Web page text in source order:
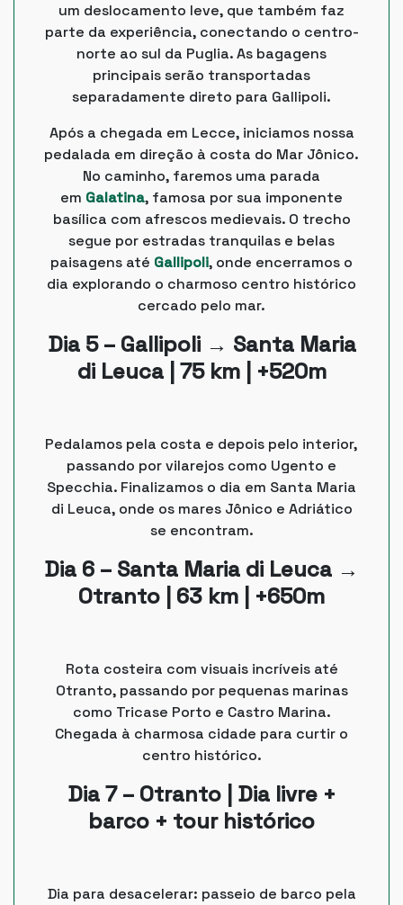
um deslocamento leve, que também faz
parte da experiência, conectando o centro-
norte ao sul da Puglia. As bagagens
principais serão transportadas
separadamente direto para Gallipoli.
Após a chegada em Lecce, iniciamos nossa
pedalada em direção à costa do Mar Jônico.
No caminho, faremos uma parada
em Galatina, famosa por sua imponente
basílica com afrescos medievais. O trecho
segue por estradas tranquilas e belas
paisagens até Gallipoli, onde encerramos o
dia explorando o charmoso centro histórico
cercado pelo mar.
Dia 5 – Gallipoli → Santa Maria
di Leuca | 75 km | +520m
Pedalamos pela costa e depois pelo interior,
passando por vilarejos como Ugento e
Specchia. Finalizamos o dia em Santa Maria
di Leuca, onde os mares Jônico e Adriático
se encontram.
Dia 6 – Santa Maria di Leuca →
Otranto | 63 km | +650m
Rota costeira com visuais incríveis até
Otranto, passando por pequenas marinas
como Tricase Porto e Castro Marina.
Chegada à charmosa cidade para curtir o
centro histórico.
Dia 7 – Otranto | Dia livre +
barco + tour histórico
Dia para desacelerar: passeio de barco pela